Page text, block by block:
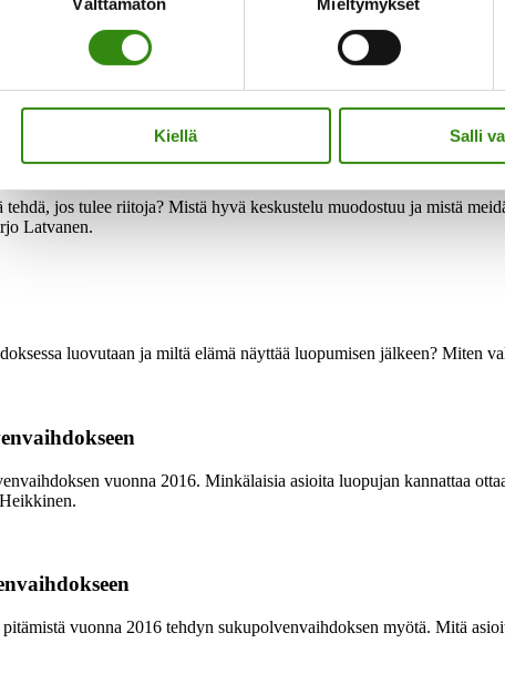
Kiellä Salli
monista asioista. Toisinaan, kun näistä asioista puhutaan,
Mattila-Aalto.
jos tulee riitoja? Mistä hyvä keskustelu muodostuu ja mistä
Latvanen.
luovutaan ja miltä elämä näyttää luopumisen jälkeen? Miten
vuonna 2016. Minkälaisia asioita luopujan kannattaa
vuonna 2016 tehdyn sukupolvenvaihdoksen myötä. Mitä